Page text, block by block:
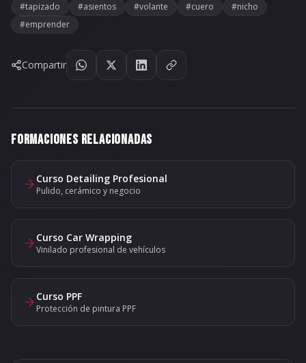
#tapizado #asientos #volante #cuero #nicho
#emprender
Compartir
FORMACIONES RELACIONADAS
Curso Detailing Profesional
Pulido, cerámico y negocio
Curso Car Wrapping
Vinilado profesional de vehículos
Curso PPF
Protección de pintura PPF